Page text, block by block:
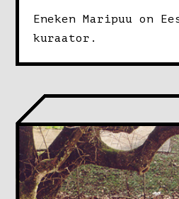
Eneken Maripuu on
kuraator.